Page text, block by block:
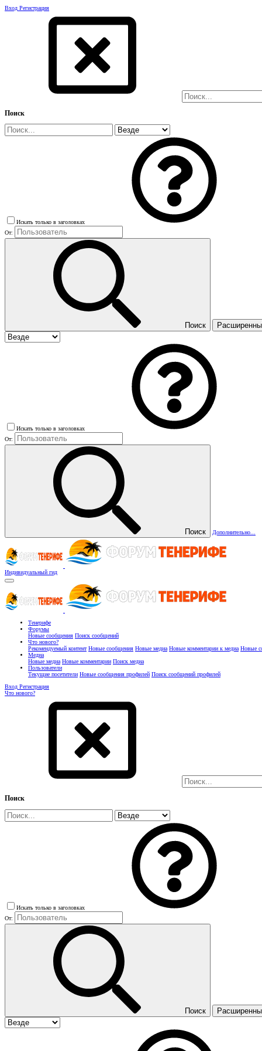
Вход Регистрация
Поиск
Искать только в заголовках
От:
Поиск
Искать только в заголовках
От:
Поиск Дополнительно...
Индивидуальный гид
Тенерифе
Форумы
Новые сообщения Поиск сообщений
Что нового?
Рекомендуемый контент Новые сообщения Новые медиа Новые комментарии к медиа Новые
Медиа
Новые медиа Новые комментарии Поиск медиа
Пользователи
Текущие посетители Новые сообщения профилей Поиск сообщений профилей
Вход Регистрация
Что нового?
Поиск
Искать только в заголовках
От:
Поиск